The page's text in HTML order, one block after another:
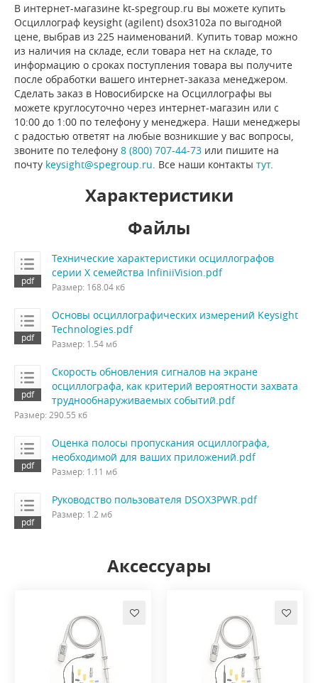
В интернет-магазине kt-spegroup.ru вы можете купить
Осциллограф keysight (agilent) dsox3102a по выгодной
цене, выбрав из 225 наименований. Купить товар можно
из наличия на складе, если товара нет на складе, то
информацию о сроках поступления товара вы получите
после обработки вашего интернет-заказа менеджером.
Сделать заказ в Новосибирске на Осциллографы вы
можете круглосуточно через интернет-магазин или с
10:00 до 1:00 по телефону у менеджера. Наши менеджеры
с радостью ответят на любые возникшие у вас вопросы,
звоните по телефону 8 (800) 707-44-73 или пишите на
почту keysight@spegroup.ru . Все наши контакты тут.
Характеристики
Файлы
Технические характеристики осциллографов
серии X семейства InfiniiVision.pdf
Размер: 168.04 кб
Основы осциллографических измерений Keysight
Technologies.pdf
Размер: 1.54 мб
Скорость обновления сигналов на экране
осциллографа, как критерий вероятности захвата
труднообнаруживаемых событий.pdf
Размер: 290.55 кб
Оценка полосы пропускания осциллографа,
необходимой для ваших приложений.pdf
Размер: 1.11 мб
Руководство пользователя DSOX3PWR.pdf
Размер: 1.2 мб
Аксессуары